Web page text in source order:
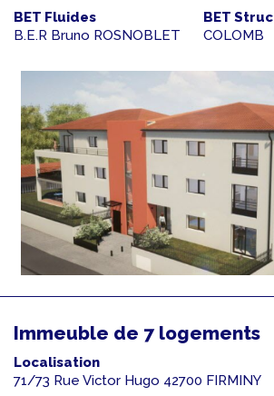
BET Fluides
B.E.R Bruno ROSNOBLET
BET
COLOMB
Immeuble de 7 logements
Localisation
71/73 Rue Victor Hugo 42700 FIRMINY